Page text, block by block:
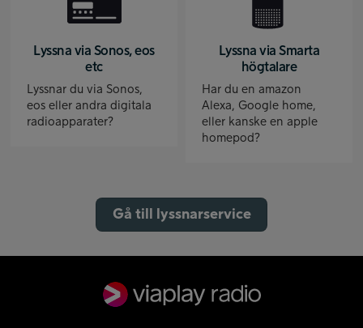
Lyssna via Sonos, eos
etc
Lyssnar du via Sonos,
eos eller andra digitala
radioapparater?
Lyssna via Smarta
högtalare
Har du en amazon
Alexa, Google home,
eller kanske en apple
homepod?
Gå till lyssnarservice